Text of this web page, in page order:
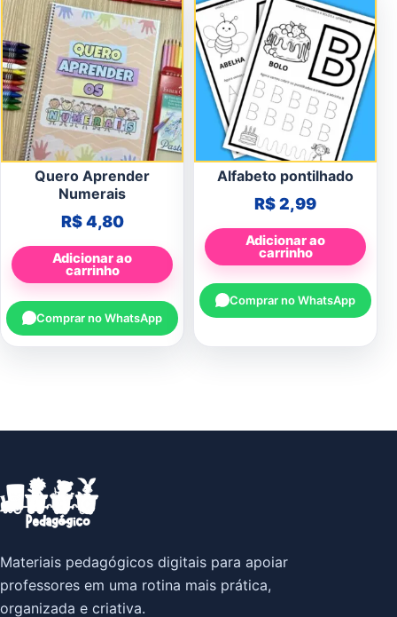
Quero Aprender
Numerais
R$4,80
Adicionar ao
carrinho
Comprar no WhatsApp
Alfabeto pontilhado
R$2,99
Adicionar ao
carrinho
Comprar no WhatsApp
Materiais pedagógicos digitais para apoiar
professores em uma rotina mais prática,
organizada e criativa.